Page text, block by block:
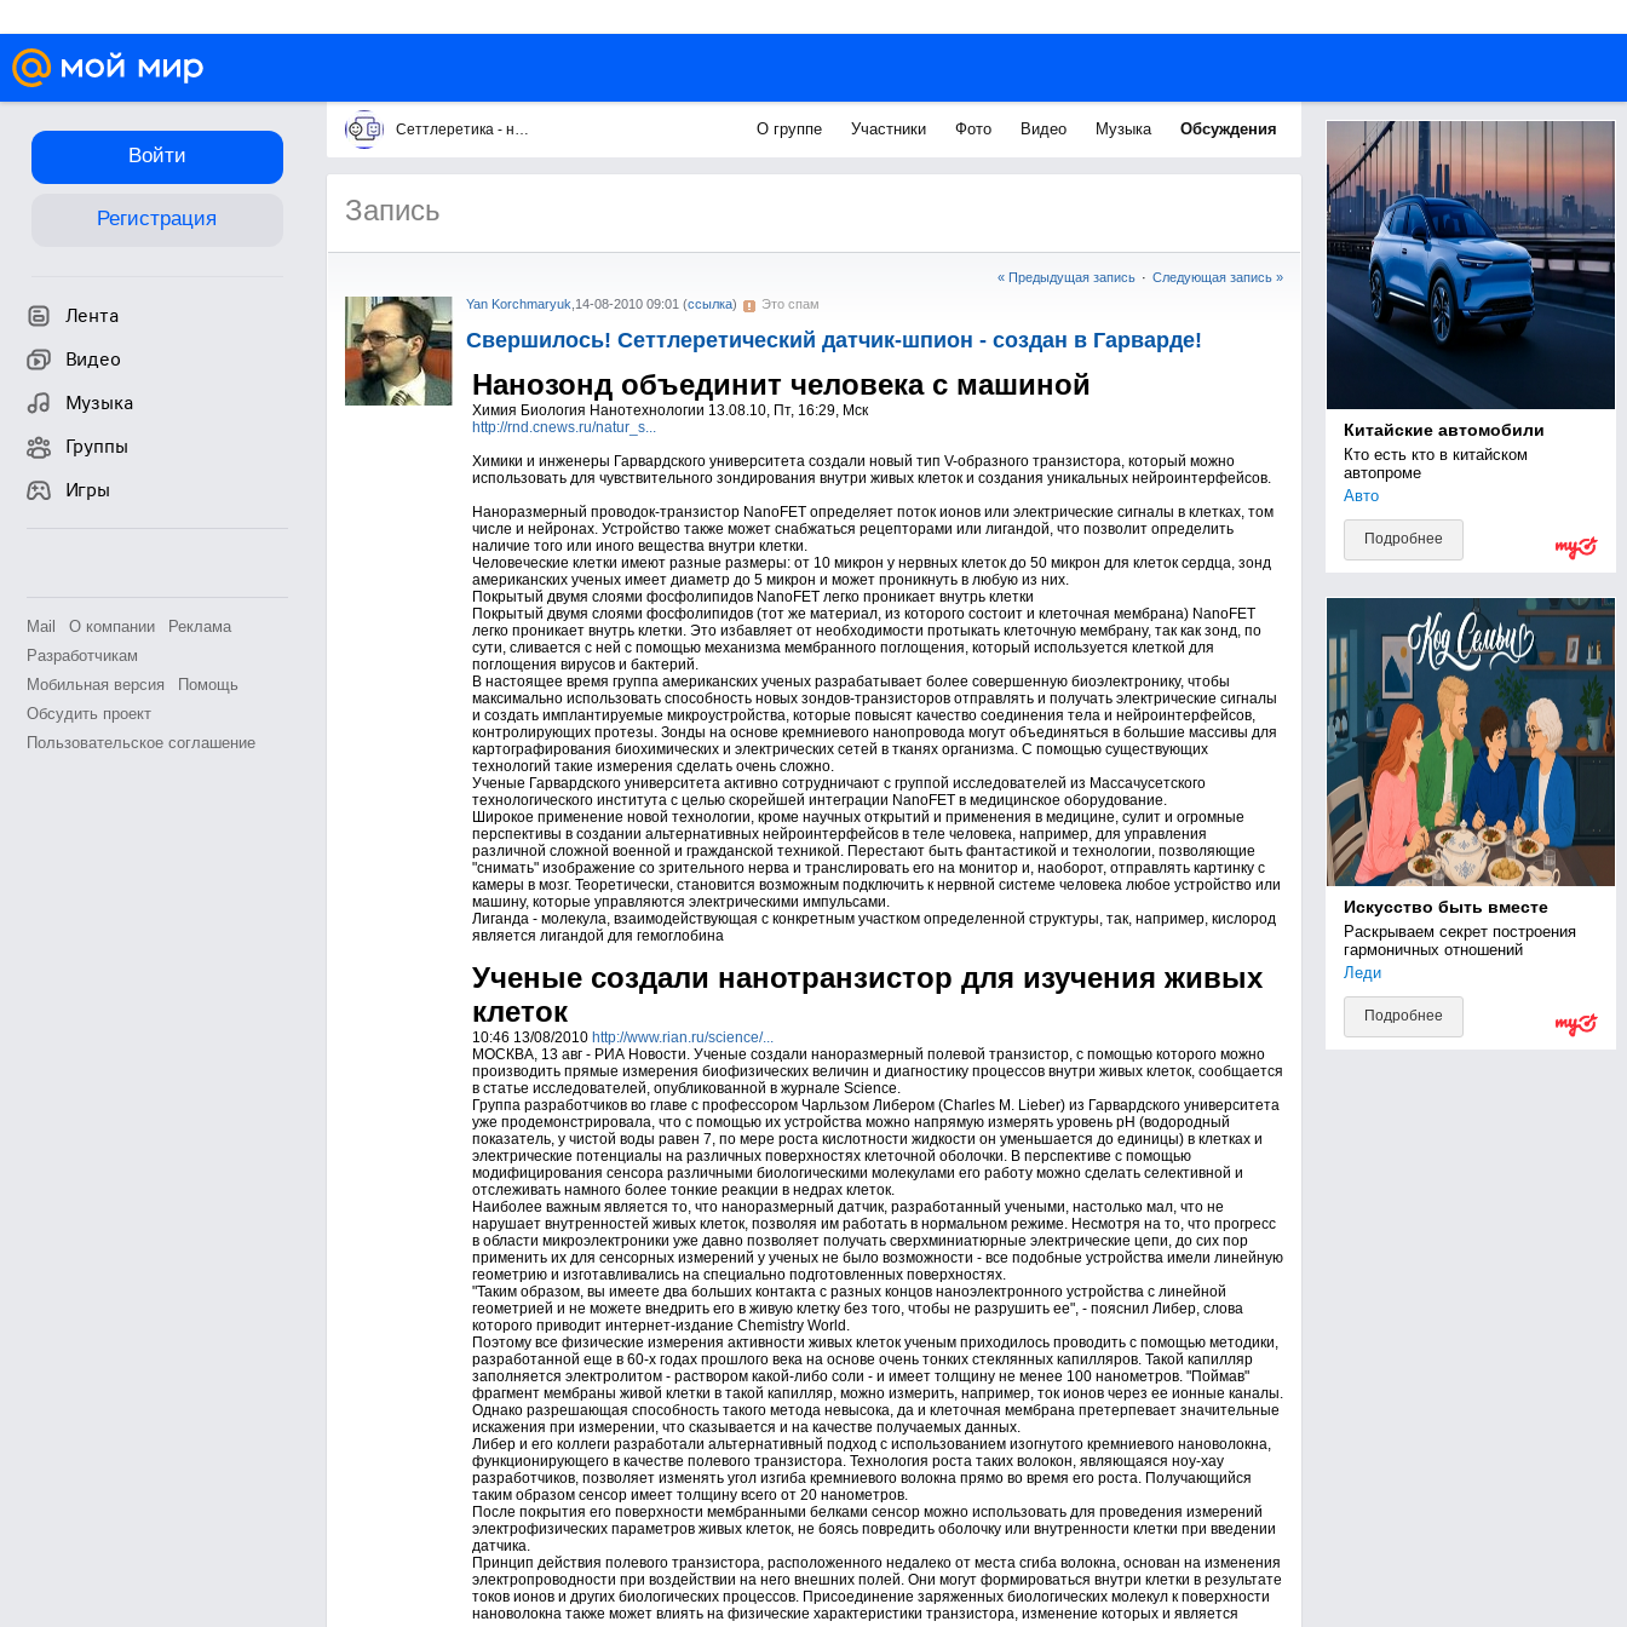
Войти
Регистрация
Лента
Видео
Музыка
Группы
Игры
Mail О компании
Реклама
Разработчикам
Мобильная версия
Помощь
Обсудить проект
Пользовательское соглашение
Сеттлеретика - научная технология бессмертия. О группе Участники Фото Видео Музыка Обсуждения
Запись
« Предыдущая запись · Следующая запись »
Yan Korchmaryuk 14-08-2010 09:01 (ссылка) Это спам
Свершилось! Сеттлеретический датчик-шпион - создан в Гарварде!
Нанозонд объединит человека с машиной
Химия Биология Нанотехнологии 13.08.10, Пт, 16:29, Мск
http://rnd.cnews.ru/natur_s...
Химики и инженеры Гарвардского университета создали новый тип V-образного транзистора, который можно
использовать для чувствительного зондирования внутри живых клеток и создания уникальных нейроинтерфейсов.
Наноразмерный проводок-транзистор NanoFET определяет поток ионов или электрические сигналы в клетках, том
числе и нейронах. Устройство также может снабжаться рецепторами или лигандой, что позволит определить
наличие того или иного вещества внутри клетки.
Человеческие клетки имеют разные размеры: от 10 микрон у нервных клеток до 50 микрон для клеток сердца, зонд
американских ученых имеет диаметр до 5 микрон и может проникнуть в любую из них.
Покрытый двумя слоями фосфолипидов NanoFET легко проникает внутрь клетки
Покрытый двумя слоями фосфолипидов (тот же материал, из которого состоит и клеточная мембрана) NanoFET
легко проникает внутрь клетки. Это избавляет от необходимости протыкать клеточную мембрану, так как зонд, по
сути, сливается с ней с помощью механизма мембранного поглощения, который используется клеткой для
поглощения вирусов и бактерий.
В настоящее время группа американских ученых разрабатывает более совершенную биоэлектронику, чтобы
максимально использовать способность новых зондов-транзисторов отправлять и получать электрические сигналы
и создать имплантируемые микроустройства, которые повысят качество соединения тела и нейроинтерфейсов,
контролирующих протезы. Зонды на основе кремниевого нанопровода могут объединяться в большие массивы для
картографирования биохимических и электрических сетей в тканях организма. С помощью существующих
технологий такие измерения сделать очень сложно.
Ученые Гарвардского университета активно сотрудничают с группой исследователей из Массачусетского
технологического института с целью скорейшей интеграции NanoFET в медицинское оборудование.
Широкое применение новой технологии, кроме научных открытий и применения в медицине, сулит и огромные
перспективы в создании альтернативных нейроинтерфейсов в теле человека, например, для управления
различной сложной военной и гражданской техникой. Перестают быть фантастикой и технологии, позволяющие
"снимать" изображение со зрительного нерва и транслировать его на монитор и, наоборот, отправлять картинку с
камеры в мозг. Теоретически, становится возможным подключить к нервной системе человека любое устройство или
машину, которые управляются электрическими импульсами.
Лиганда - молекула, взаимодействующая с конкретным участком определенной структуры, так, например, кислород
является лигандой для гемоглобина
Ученые создали нанотранзистор для изучения живых
клеток
10:46 13/08/2010 http://www.rian.ru/science/...
МОСКВА, 13 авг - РИА Новости. Ученые создали наноразмерный полевой транзистор, с помощью которого можно
производить прямые измерения биофизических величин и диагностику процессов внутри живых клеток, сообщается
в статье исследователей, опубликованной в журнале Science.
Группа разработчиков во главе с профессором Чарльзом Либером (Charles M. Lieber) из Гарвардского университета
уже продемонстрировала, что с помощью их устройства можно напрямую измерять уровень рН (водородный
показатель, у чистой воды равен 7, по мере роста кислотности жидкости он уменьшается до единицы) в клетках и
электрические потенциалы на различных поверхностях клеточной оболочки. В перспективе с помощью
модифицирования сенсора различными биологическими молекулами его работу можно сделать селективной и
отслеживать намного более тонкие реакции в недрах клеток.
Наиболее важным является то, что наноразмерный датчик, разработанный учеными, настолько мал, что не
нарушает внутренностей живых клеток, позволяя им работать в нормальном режиме. Несмотря на то, что прогресс
в области микроэлектроники уже давно позволяет получать сверхминиатюрные электрические цепи, до сих пор
применить их для сенсорных измерений у ученых не было возможности - все подобные устройства имели линейную
геометрию и изготавливались на специально подготовленных поверхностях.
"Таким образом, вы имеете два больших контакта с разных концов наноэлектронного устройства с линейной
геометрией и не можете внедрить его в живую клетку без того, чтобы не разрушить ее", - пояснил Либер, слова
которого приводит интернет-издание Chemistry World.
Поэтому все физические измерения активности живых клеток ученым приходилось проводить с помощью методики,
разработанной еще в 60-х годах прошлого века на основе очень тонких стеклянных капилляров. Такой капилляр
заполняется электролитом - раствором какой-либо соли - и имеет толщину не менее 100 нанометров. "Поймав"
фрагмент мембраны живой клетки в такой капилляр, можно измерить, например, ток ионов через ее ионные каналы.
Однако разрешающая способность такого метода невысока, да и клеточная мембрана претерпевает значительные
искажения при измерении, что сказывается и на качестве получаемых данных.
Либер и его коллеги разработали альтернативный подход с использованием изогнутого кремниевого нановолокна,
функционирующего в качестве полевого транзистора. Технология роста таких волокон, являющаяся ноу-хау
разработчиков, позволяет изменять угол изгиба кремниевого волокна прямо во время его роста. Получающийся
таким образом сенсор имеет толщину всего от 20 нанометров.
После покрытия его поверхности мембранными белками сенсор можно использовать для проведения измерений
электрофизических параметров живых клеток, не боясь повредить оболочку или внутренности клетки при введении
датчика.
Принцип действия полевого транзистора, расположенного недалеко от места сгиба волокна, основан на изменения
электропроводности при воздействии на него внешних полей. Они могут формироваться внутри клетки в результате
токов ионов и других биологических процессов. Присоединение заряженных биологических молекул к поверхности
нановолокна также может влиять на физические характеристики транзистора, изменение которых и является
Китайские автомобили
Кто есть кто в китайском
автопроме
Авто
Подробнее
Искусство быть вместе
Раскрываем секрет построения
гармоничных отношений
Леди
Подробнее